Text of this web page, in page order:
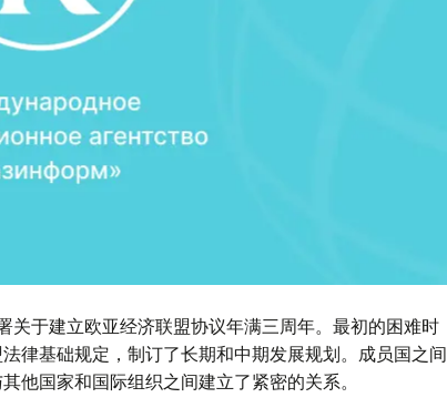
关于建立欧亚经济联盟协议年满三周年。最初的困难时
律基础规定，制订了长期和中期发展规划。成员国之间
他国家和国际组织之间建立了紧密的关系。